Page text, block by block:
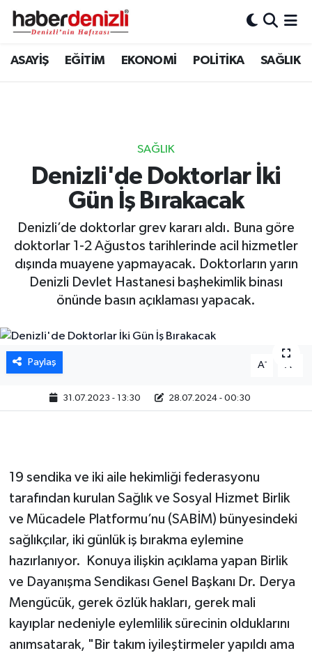
ASAYİŞ EĞİTİM EKONOMİ POLİTİKA SAĞLIK
SAĞLIK
Denizli'de Doktorlar İki
Gün İş Bırakacak
Denizli’de doktorlar grev kararı aldı. Buna göre
doktorlar 1-2 Ağustos tarihlerinde acil hizmetler
dışında muayene yapmayacak. Doktorların yarın
Denizli Devlet Hastanesi başhekimlik binası
önünde basın açıklaması yapacak.
Paylaş A- A
31.07.2023 - 13:30 28.07.2024 - 00:30
19 sendika ve iki aile hekimliği federasyonu
tarafından kurulan Sağlık ve Sosyal Hizmet Birlik
ve Mücadele Platformu’nu (SABİM) bünyesindeki
sağlıkçılar, iki günlük iş bırakma eylemine
hazırlanıyor. Konuya ilişkin açıklama yapan Birlik
ve Dayanışma Sendikası Genel Başkanı Dr. Derya
Mengücük, gerek özlük hakları, gerek mali
kayıplar nedeniyle eylemlilik sürecinin olduklarını
anımsatarak, "Bir takım iyileştirmeler yapıldı ama
Denizli Nöbetçi Eczaneler
Tüm Manşetler
Son Dakika Haberleri
Haber Arşivi